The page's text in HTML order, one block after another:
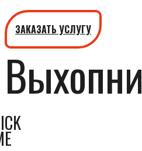
ЗАКАЗАТЬ УСЛУГУ
Выхопни